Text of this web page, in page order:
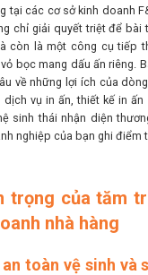
tại các cơ sở kinh doanh
chỉ giải quyết triệt để bài
còn là một công cụ tiếp
bọc mang dấu ấn riêng.
về những lợi ích của
vụ in ấn, thiết kế in
sinh thái nhận diện
nghiệp của bạn ghi điểm
trọng của tăm
nhà hàng
toàn vệ sinh và